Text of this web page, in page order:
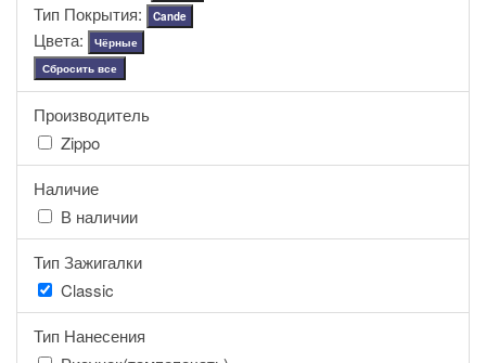
Тип Покрытия: Cande
Цвета:
Чёрные
Сбросить все
Производитель
Zippo
Наличие
В наличии
Тип Зажигалки
Classic
Тип Нанесения